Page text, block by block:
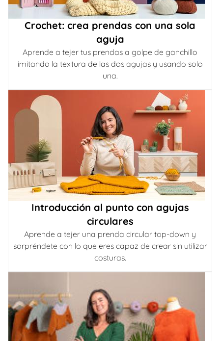
Crochet: crea prendas con una sola
aguja
Aprende a tejer tus prendas a golpe de ganchillo
imitando la textura de las dos agujas y usando solo
una.
Introducción al punto con agujas
circulares
Aprende a tejer una prenda circular top-down y
sorpréndete con lo que eres capaz de crear sin utilizar
costuras.